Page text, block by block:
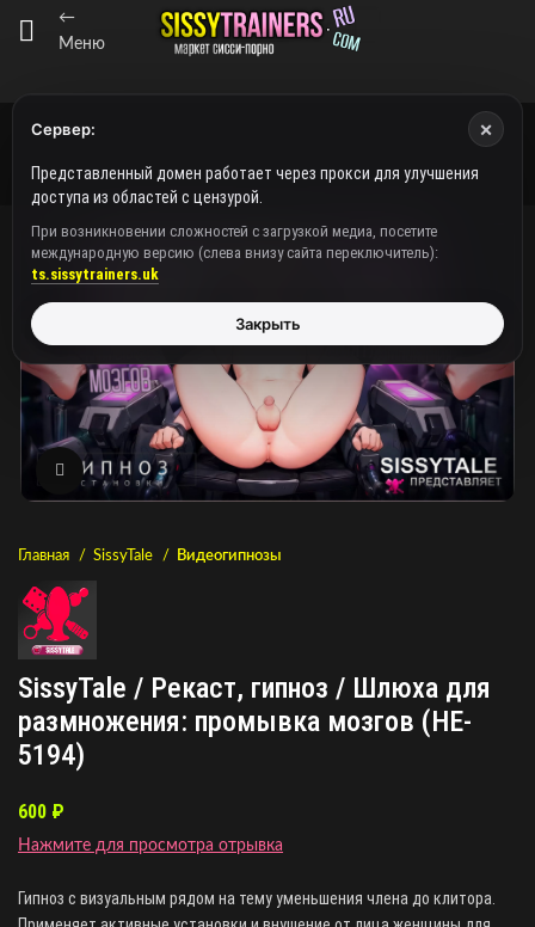
←
Меню
Нажмите, чтобы увеличить
Главная SissyTale Видеогипнозы
SissyTale / Рекаст, гипноз / Шлюха для
размножения: промывка мозгов (HE-
5194)
600 ₽
Нажмите для просмотра отрывка
Гипноз с визуальным рядом на тему уменьшения члена до клитора.
Сервер: ×
Представленный домен работает через прокси для улучшения
доступа из областей с цензурой.
При возникновении сложностей с загрузкой медиа, посетите
международную версию (слева внизу сайта переключитель):
ts.sissytrainers.uk
Закрыть